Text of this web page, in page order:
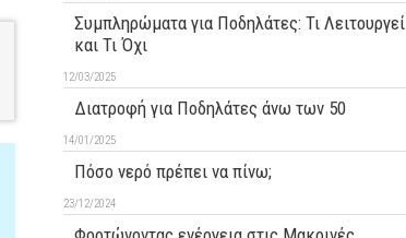
Συμπληρώματα για Ποδηλάτες: Τι Λειτουργεί
και Τι Όχι
12/03/2025
Διατροφή για Ποδηλάτες άνω των 50
14/01/2025
Πόσο νερό πρέπει να πίνω;
23/12/2024